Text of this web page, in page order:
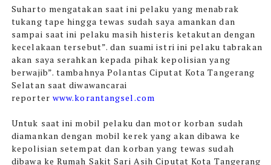
Suharto mengatakan saat ini pelaku yang menabrak
tukang tape hingga tewas sudah saya amankan dan
sampai saat ini pelaku masih histeris ketakutan dengan
kecelakaan tersebut”. dan suami istri ini pelaku tabrakan
akan saya serahkan kepada pihak kepolisian yang
berwajib”. tambahnya Polantas Ciputat Kota Tangerang
Selatan saat diwawancarai
reporter www.korantangsel.com
Untuk saat ini mobil pelaku dan motor korban sudah
diamankan dengan mobil kerek yang akan dibawa ke
kepolisian setempat dan korban yang tewas sudah
dibawa ke Rumah Sakit Sari Asih Ciputat Kota Tangerang